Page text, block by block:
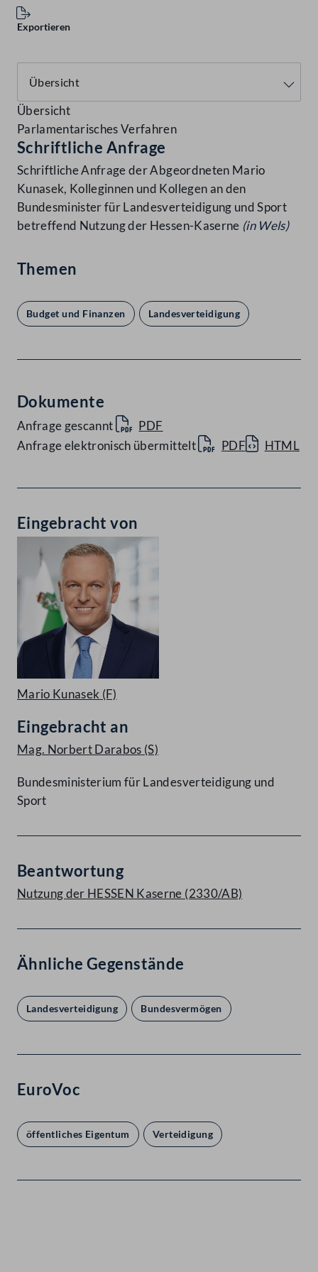
Exportieren
Übersicht
Parlamentarisches Verfahren
Schriftliche Anfrage
Schriftliche Anfrage der Abgeordneten Mario
Kunasek, Kolleginnen und Kollegen an den
Bundesminister für Landesverteidigung und Sport
betreffend Nutzung der Hessen-Kaserne (in Wels)
Themen
Budget und Finanzen Landesverteidigung
Dokumente
Anfrage gescannt
PDF
Anfrage elektronisch übermittelt
PDF HTML
Eingebracht von
Mario Kunasek (F)
Eingebracht an
Mag. Norbert Darabos (S)
Bundesministerium für Landesverteidigung und
Sport
Beantwortung
Nutzung der HESSEN Kaserne (2330/AB)
Ähnliche Gegenstände
Landesverteidigung Bundesvermögen
EuroVoc
öffentliches Eigentum Verteidigung